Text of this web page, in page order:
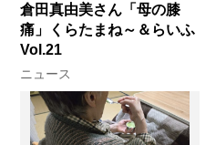
倉田真由美さん「母の膝
痛」くらたまね～＆らいふ
Vol.21
ニュース